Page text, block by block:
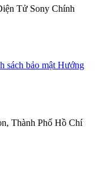
Tử Sony Chính
sách bảo mật Hướng
Thành Phố Hồ Chí